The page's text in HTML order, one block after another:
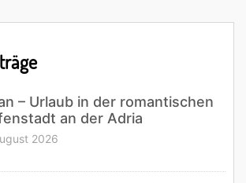
– Urlaub in der romantischen
an der Adria
2026